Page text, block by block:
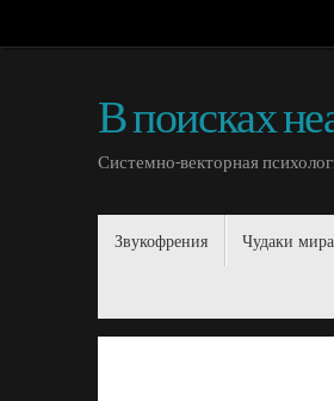
В поисках
Системно-векторная
Звукофрения Чудаки